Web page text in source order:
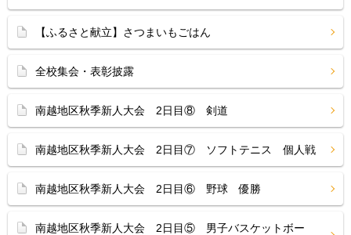
【ふるさと献立】さつまいもごはん
全校集会・表彰披露
南越地区秋季新人大会 2日目⑧ 剣道
南越地区秋季新人大会 2日目⑦ ソフトテニス 個人戦
南越地区秋季新人大会 2日目⑥ 野球 優勝
南越地区秋季新人大会 2日目⑤ 男子バスケットボー